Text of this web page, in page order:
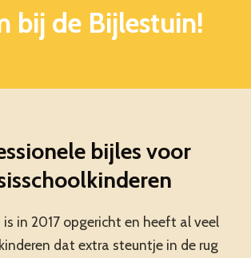
bij de Bijlestuin!
bijles voor
is in 2017 opgericht en heeft al veel
dat extra steuntje in de rug